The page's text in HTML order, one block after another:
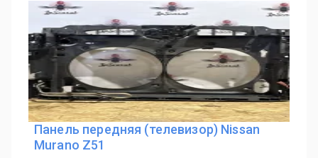
Панель передняя (телевизор) Nissan
Murano Z51